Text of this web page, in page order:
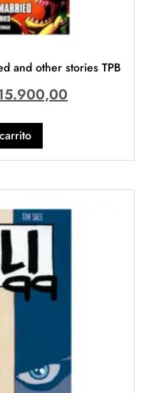
and other stories TPB